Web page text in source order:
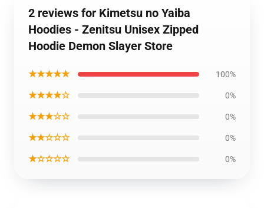
2 reviews for Kimetsu no Yaiba
Hoodies - Zenitsu Unisex Zipped
Hoodie Demon Slayer Store
★★★★★ 100%
★★★★☆ 0%
★★★☆☆ 0%
★★☆☆☆ 0%
★☆☆☆☆ 0%